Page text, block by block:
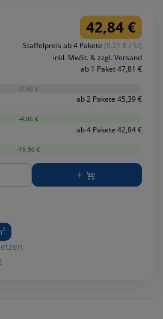
42,84 €
Staffelpreis ab 4 Pakete (0.21 € / St)
inkl. MwSt. & zzgl. Versand
ab 1 Paket 47,81 €
-0,00 €
ab 2 Pakete 45,39 €
-4,86 €
ab 4 Pakete 42,84 €
-19,90 €